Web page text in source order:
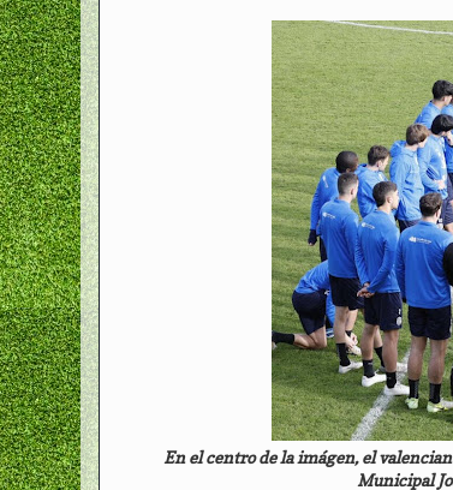
En el centro de la imágen, el
Municipal